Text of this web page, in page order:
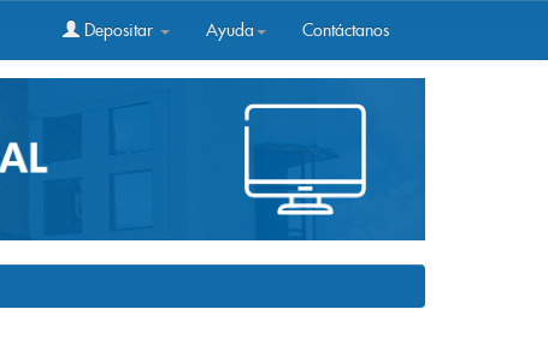
Depositar Ayuda Contáctanos